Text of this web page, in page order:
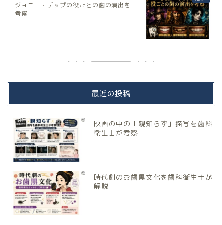
ジョニー・デップの役ごとの歯の演出を
考察
最近の投稿
映画の中の「親知らず」描写を歯科
衛生士が考察
時代劇のお歯黒文化を歯科衛生士が
解説